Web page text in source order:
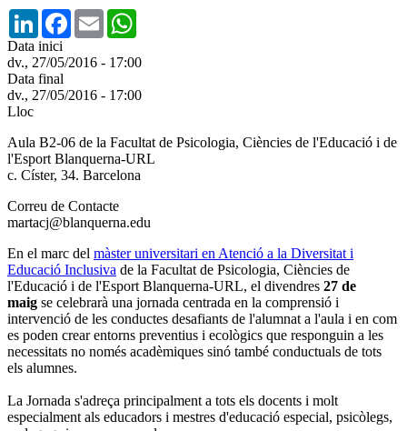
LinkedInFacebook
Email
Data inici
dv., 27/05/2016 - 17:00
Data final
dv., 27/05/2016 - 17:00
Lloc
Aula B2-06 de la Facultat de Psicologia, Ciències de l'Educació i de
l'Esport Blanquerna-URL
c. Císter, 34. Barcelona
Correu de Contacte
martacj@blanquerna.edu
En el marc del màster universitari en Atenció a la Diversitat i
Educació Inclusiva de la Facultat de Psicologia, Ciències de
l'Educació i de l'Esport Blanquerna-URL, el divendres 27 de
maig se celebrarà una jornada centrada en la comprensió i
intervenció de les conductes desafiants de l'alumnat a l'aula i en com
es poden crear entorns preventius i ecològics que responguin a les
necessitats no només acadèmiques sinó també conductuals de tots
els alumnes.
La Jornada s'adreça principalment a tots els docents i molt
especialment als educadors i mestres d'educació especial, psicòlegs,